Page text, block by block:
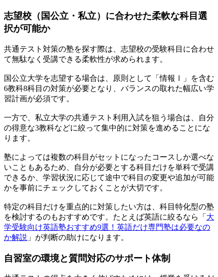
志望校（国公立・私立）に合わせた柔軟な科目選
択が可能か
共通テスト対策の塾を探す際は、志望校の受験科目に合わせ
て無駄なく受講できる柔軟性が求められます。
国公立大学を志望する場合は、原則として「情報Ⅰ」を含む
6教科8科目の対策が必要となり、バランスの取れた幅広い学
習計画が必須です。
一方で、私立大学の共通テスト利用入試を狙う場合は、自分
の得意な3教科などに絞って集中的に対策を進めることにな
ります。
塾によっては複数の科目がセットになったコースしか選べな
いこともあるため、自分が必要とする科目だけを単科で受講
できるか、学習状況に応じて途中で科目の変更や追加が可能
かを事前にチェックしておくことが大切です。
特定の科目だけを重点的に対策したい方は、科目特化型の塾
を検討するのもおすすめです。たとえば英語に絞るなら「 大
学受験向け英語塾おすすめ9選！英語だけ専門塾は必要なの
か解説 」が判断の助けになります。
自習室の環境と質問対応のサポート体制